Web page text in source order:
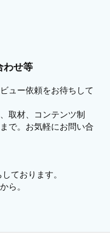
わせ等
ュー依頼をお待ちして
取材、コンテンツ制
で。お気軽にお問い合
ております。
ら。